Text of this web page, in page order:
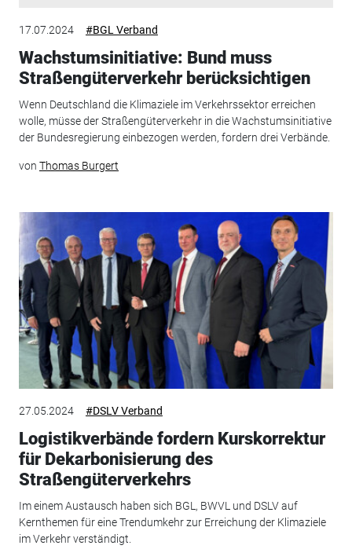
17.07.2024 #BGL Verband
Wachstumsinitiative: Bund muss
Straßengüterverkehr berücksichtigen
Wenn Deutschland die Klimaziele im Verkehrssektor erreichen
wolle, müsse der Straßengüterverkehr in die Wachstumsinitiative
der Bundesregierung einbezogen werden, fordern drei Verbände.
von Thomas Burgert
27.05.2024 #DSLV Verband
Logistikverbände fordern Kurskorrektur
für Dekarbonisierung des
Straßengüterverkehrs
Im einem Austausch haben sich BGL, BWVL und DSLV auf
Kernthemen für eine Trendumkehr zur Erreichung der Klimaziele
im Verkehr verständigt.